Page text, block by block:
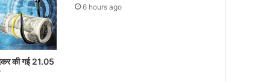
की गई 21.05
6 hours ago